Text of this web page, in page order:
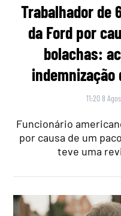
Trabalhador de
da Ford por
bolachas:
indemnização
11:20 8
Funcionário
por causa de um
teve uma